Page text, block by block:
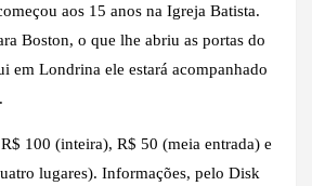
aos 15 anos na Igreja Batista.
Boston, o que lhe abriu as portas do
em Londrina ele estará acompanhado
100 (inteira), R$ 50 (meia entrada) e
lugares). Informações, pelo Disk